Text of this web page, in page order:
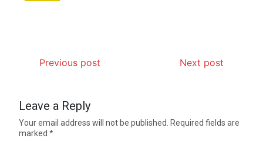
Previous post Next post
Leave a Reply
Your email address will not be published.
Required fields are
marked*